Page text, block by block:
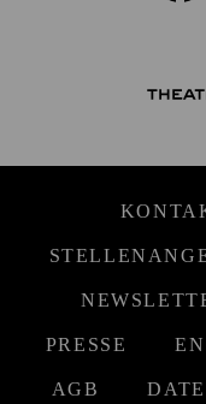
PRESSE
AGB